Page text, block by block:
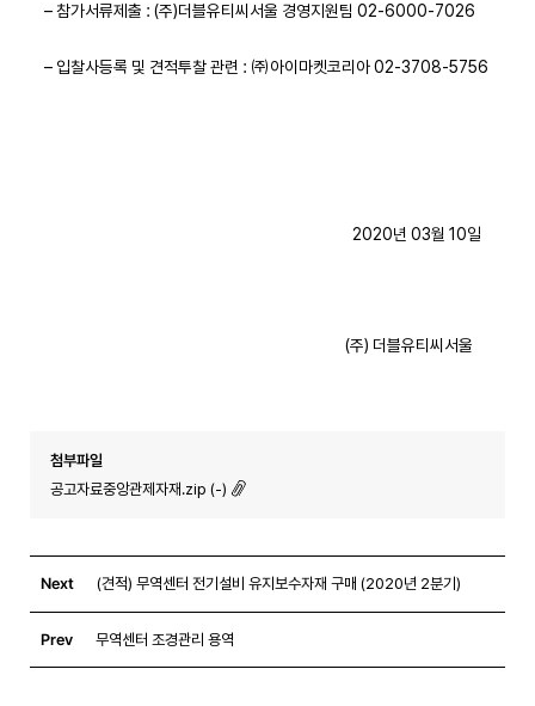
– 참가서류제출 : (주)더블유티씨서울 경영지원팀 02-6000-7026
– 입찰사등록 및 견적투찰 관련 : ㈜아이마켓코리아 02-3708-5756
2020년 03월 10일
(주) 더블유티씨서울
첨부파일
공고자료중앙관제자재.zip (-)
Next (견적) 무역센터 전기설비 유지보수자재 구매 (2020년 2분기)
Prev 무역센터 조경관리 용역